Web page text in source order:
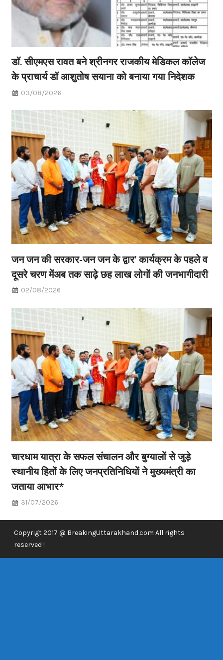
डॉ. सीएमएस रावत बने श्रीनगर राजकीय मेडिकल कॉलेज
के प्राचार्य डॉ आशुतोष सयाना को बनाया गया निदेशक
03/08/2026
जन जन की सरकार-जन जन के द्वार’ कार्यक्रम के पहले व
दूसरे चरण मेंअब तक साढ़े छह लाख लोगों की जनभागीदारी
02/08/2026
चारधाम यात्रा के सफल संचालन और बुग्यालों से जुड़े
स्थानीय हितों के लिए जनप्रतिनिधियों ने मुख्यमंत्री का
जताया आभार*
31/07/2026
Copyrigt 2017 @ BreakingUttarakhand.com All rights
reserved !